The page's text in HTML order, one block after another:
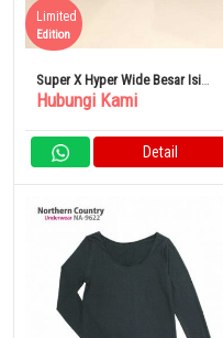
Super X Hyper Wide Besar Isi
120 ML
Limited
Edition
Hubungi Kami
Detail